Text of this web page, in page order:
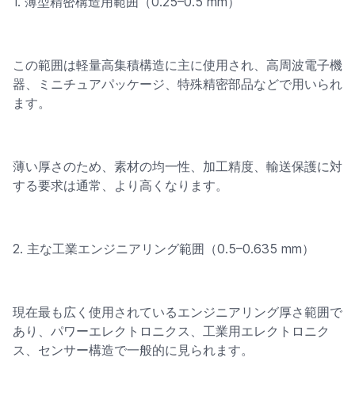
この範囲は軽量高集積構造に主に使用され、高周波電子機
器、ミニチュアパッケージ、特殊精密部品などで用いられ
ます。
薄い厚さのため、素材の均一性、加工精度、輸送保護に対
する要求は通常、より高くなります。
2. 主な工業エンジニアリング範囲（0.5–0.635 mm）
現在最も広く使用されているエンジニアリング厚さ範囲で
あり、パワーエレクトロニクス、工業用エレクトロニク
ス、センサー構造で一般的に見られます。